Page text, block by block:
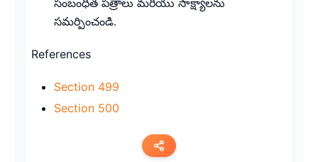
సమర్పించండి.
References
Section 499
Section 500